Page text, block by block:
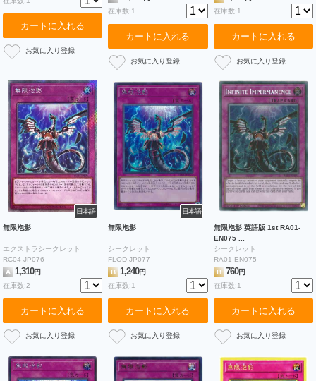
カートに入れる
在庫数:1
カートに入れる
在庫数:1
カートに入れる
日本語
無限泡影
エクストラシークレット
RC04-JP076
A
1,310円
在庫数:2
カートに入れる
日本語
無限泡影
シークレット
FLOD-JP077
B
1,240円
在庫数:1
カートに入れる
無限泡影 英語版 1st RA01-
EN075 ...
シークレット
RA01-EN075
B 760円
在庫数:1
カートに入れる